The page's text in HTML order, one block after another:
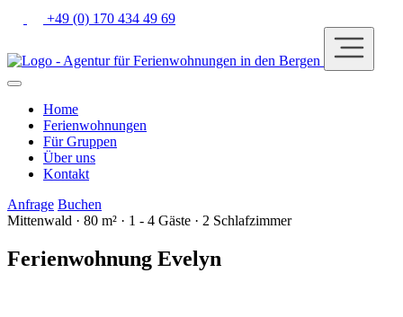
+49 (0) 170 434 49 69
Home
Ferienwohnungen
Für Gruppen
Über uns
Kontakt
Anfrage Buchen
Mittenwald · 80 m² · 1 - 4 Gäste · 2 Schlafzimmer
Ferienwohnung Evelyn